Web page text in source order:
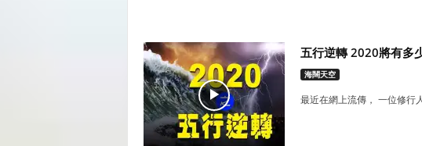
五行逆轉 2020將有多
海闊天空
最近在網上流傳， 一位修行